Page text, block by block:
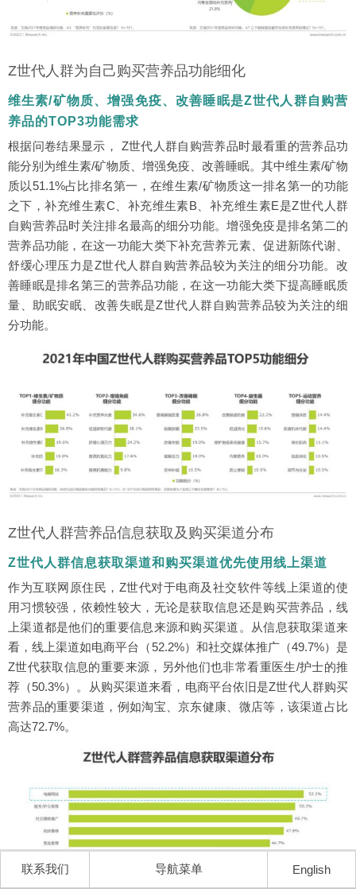
Z世代人群为自己购买营养品功能细化
维生素/矿物质、增强免疫、改善睡眠是Z世代人群自购营
养品的TOP3功能需求
根据问卷结果显示， Z世代人群自购营养品时最看重的营养品功
能分别为维生素/矿物质、增强免疫、改善睡眠。其中维生素/矿物
质以51.1%占比排名第一，在维生素/矿物质这一排名第一的功能
之下，补充维生素C、补充维生素B、补充维生素E是Z世代人群
自购营养品时关注排名最高的细分功能。增强免疫是排名第二的
营养品功能，在这一功能大类下补充营养元素、促进新陈代谢、
舒缓心理压力是Z世代人群自购营养品较为关注的细分功能。改
善睡眠是排名第三的营养品功能，在这一功能大类下提高睡眠质
量、助眠安眠、改善失眠是Z世代人群自购营养品较为关注的细
分功能。
Z世代人群营养品信息获取及购买渠道分布
Z世代人群信息获取渠道和购买渠道优先使用线上渠道
作为互联网原住民，Z世代对于电商及社交软件等线上渠道的使
用习惯较强，依赖性较大，无论是获取信息还是购买营养品，线
上渠道都是他们的重要信息来源和购买渠道。从信息获取渠道来
看，线上渠道如电商平台（52.2%）和社交媒体推广（49.7%）是
Z世代获取信息的重要来源，另外他们也非常看重医生/护士的推
荐（50.3%）。从购买渠道来看，电商平台依旧是Z世代人群购买
营养品的重要渠道，例如淘宝、京东健康、微店等，该渠道占比
高达72.7%。
联系我们 导航菜单 English